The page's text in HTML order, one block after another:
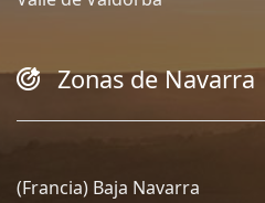
Zonas de Navarra
(Francia) Baja Navarra